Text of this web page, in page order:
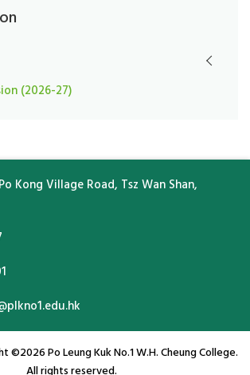
(2026-27)
Kong Village Road, Tsz Wan Shan,
©2026 Po Leung Kuk No.1 W.H. Cheung College.
All rights reserved.